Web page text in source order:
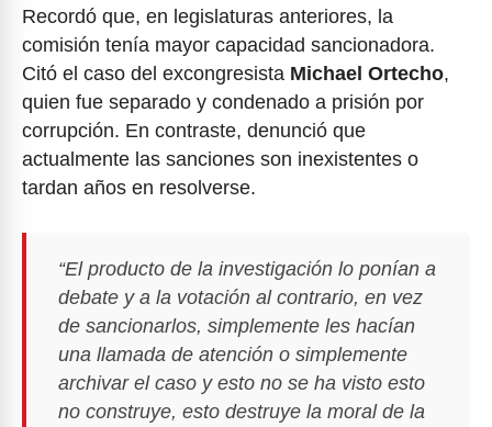
Recordó que, en legislaturas anteriores, la
comisión tenía mayor capacidad sancionadora.
Citó el caso del excongresista Michael Ortecho,
quien fue separado y condenado a prisión por
corrupción. En contraste, denunció que
actualmente las sanciones son inexistentes o
tardan años en resolverse.
“El producto de la investigación lo ponían a
debate y a la votación al contrario, en vez
de sancionarlos, simplemente les hacían
una llamada de atención o simplemente
archivar el caso y esto no se ha visto esto
no construye, esto destruye la moral de la